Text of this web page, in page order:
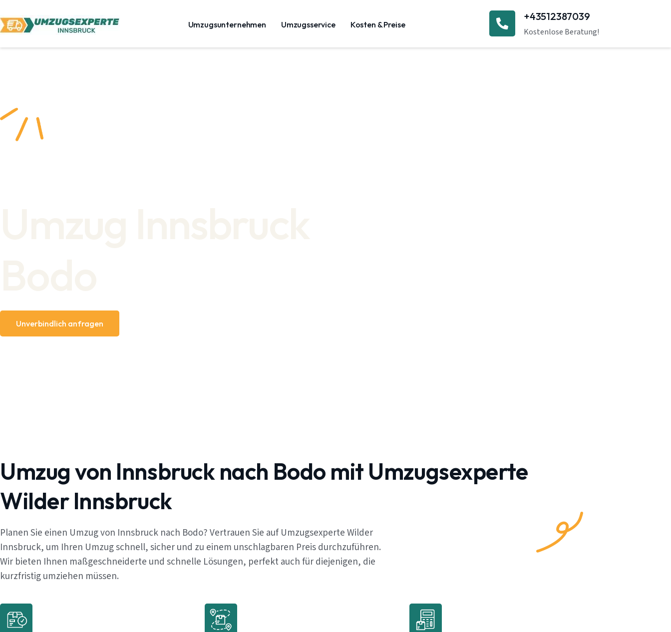
Umzugsunternehmen Umzugsservice Kosten & Preise
+43512387039
Kostenlose Beratung!
Unverbindlich anfragen
Umzug von Innsbruck nach Bodo mit Umzugsexperte
Wilder Innsbruck
Planen Sie einen Umzug von Innsbruck nach Bodo? Vertrauen Sie auf Umzugsexperte Wilder
Innsbruck, um Ihren Umzug schnell, sicher und zu einem unschlagbaren Preis durchzuführen.
Wir bieten Ihnen maßgeschneiderte und schnelle Lösungen, perfekt auch für diejenigen, die
kurzfristig umziehen müssen.